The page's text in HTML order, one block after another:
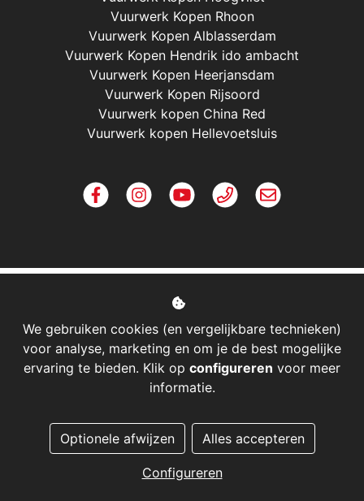
We gebruiken cookies (en vergelijkbare technieken)
voor analyse, marketing en om je de best mogelijke
ervaring te bieden. Klik op configureren voor meer
informatie.
Optionele afwijzen Alles accepteren
Configureren
Vuurwerk Kopen Rhoon
Vuurwerk Kopen Alblasserdam
Vuurwerk Kopen Hendrik ido ambacht
Vuurwerk Kopen Heerjansdam
Vuurwerk Kopen Rijsoord
Vuurwerk kopen China Red
Vuurwerk kopen Hellevoetsluis
Managed hosting
Webshopontwikkeling